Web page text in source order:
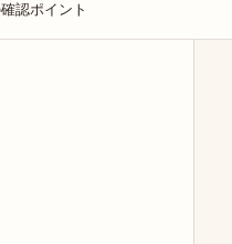
認ポイント